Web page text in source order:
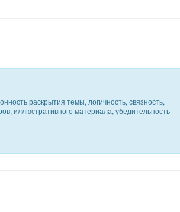
раскрытия темы, логичность, связность,
иллюстративного материала, убедительность